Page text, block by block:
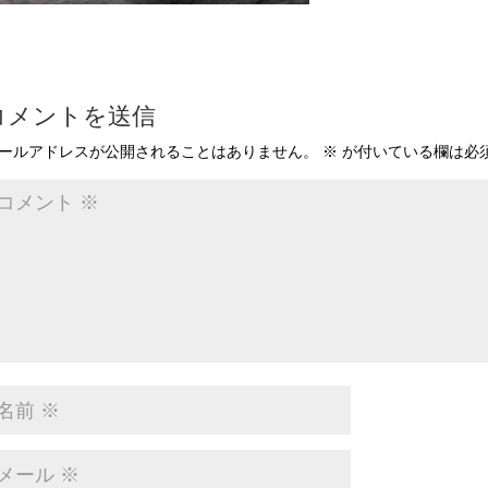
メントを送信
ルアドレスが公開されることはありません。 ※ が付いている欄は必